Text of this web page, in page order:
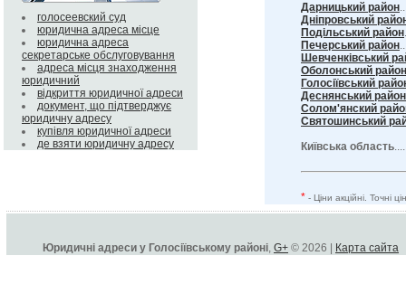
голосеевский суд
юридична адреса місце
юридична адреса
секретарське обслуговування
адреса місця знаходження
юридичний
відкриття юридичної адреси
документ, що підтверджує
юридичну адресу
купівля юридичної адреси
де взяти юридичну адресу
Дарницький район
Дніпровський
Подільський район
Печерський район
Шевченківський
Оболонський район
Голосіївський
Деснянський район
Солом'янский
Святошинський
Київська область
* - Ціни акційні. Точні
Юридичні адреси у Голосіївському районі, G+ © 2026 | Карта сайта